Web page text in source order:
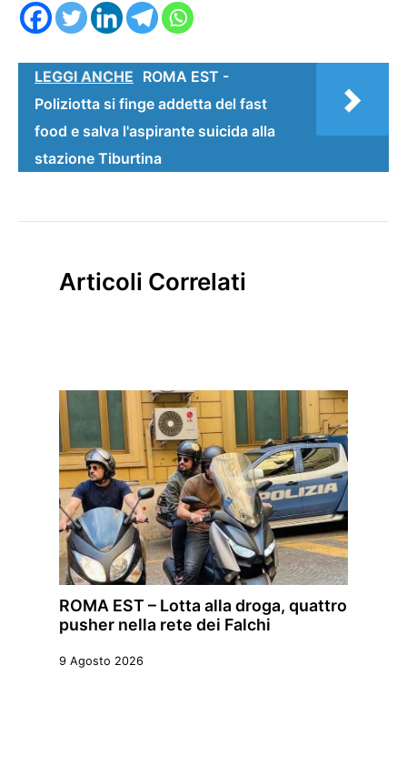
LEGGI ANCHE ROMA EST -
Poliziotta si finge addetta del fast
food e salva l'aspirante suicida alla
stazione Tiburtina
Articoli Correlati
ROMA EST – Lotta alla droga, quattro
pusher nella rete dei Falchi
9 Agosto 2026